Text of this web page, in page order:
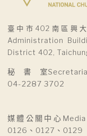
臺中市402南區興
Administration
District 402,
秘 書 室
04-2287 3702
媒體公關中心
0126、0127、0129